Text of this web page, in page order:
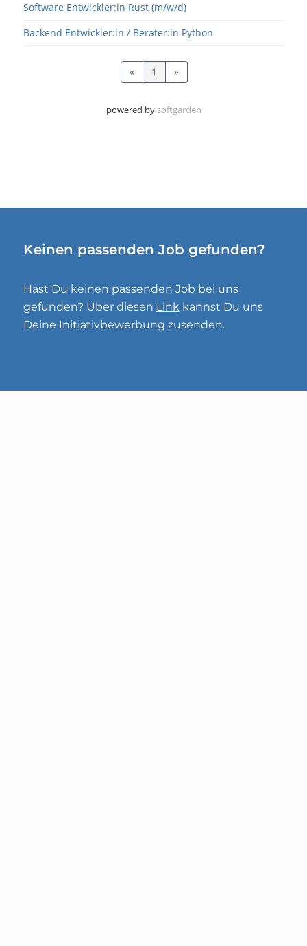
Keinen passenden Job gefunden?
Hast Du keinen passenden Job bei uns
gefunden? Über diesen Link kannst Du uns
Deine Initiativbewerbung zusenden.